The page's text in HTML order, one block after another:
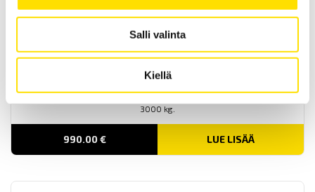
Salli valinta
Kiellä
KERN UIB Lavavaaka
3000 kg.
990.00€ LUE LISÄÄ